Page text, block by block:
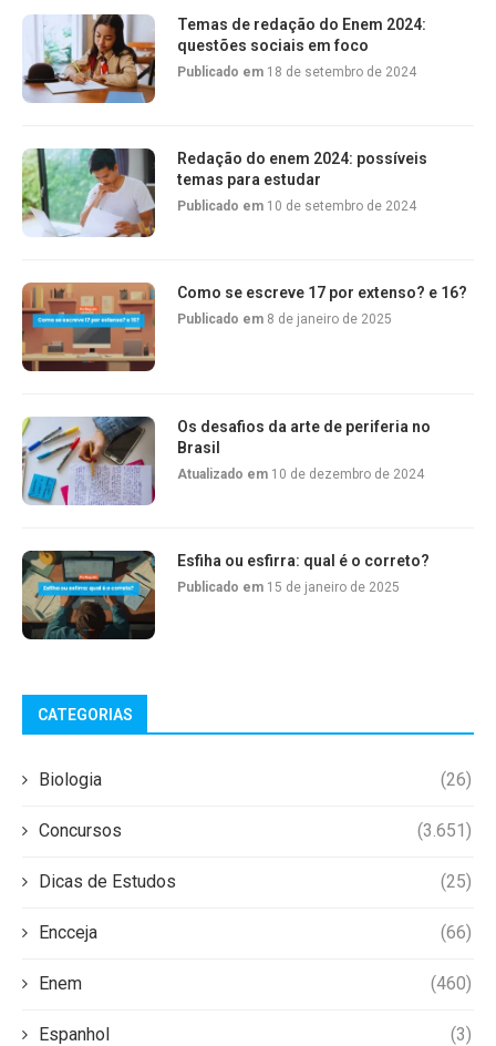
Temas de redação do Enem 2024:
questões sociais em foco
Publicado em 18 de setembro de 2024
Redação do enem 2024: possíveis
temas para estudar
Publicado em 10 de setembro de 2024
Como se escreve 17 por extenso? e 16?
Publicado em 8 de janeiro de 2025
Os desafios da arte de periferia no
Brasil
Atualizado em 10 de dezembro de 2024
Esfiha ou esfirra: qual é o correto?
Publicado em 15 de janeiro de 2025
CATEGORIAS
Biologia (26)
Concursos (3.651)
Dicas de Estudos (25)
Encceja (66)
Enem (460)
Espanhol (3)